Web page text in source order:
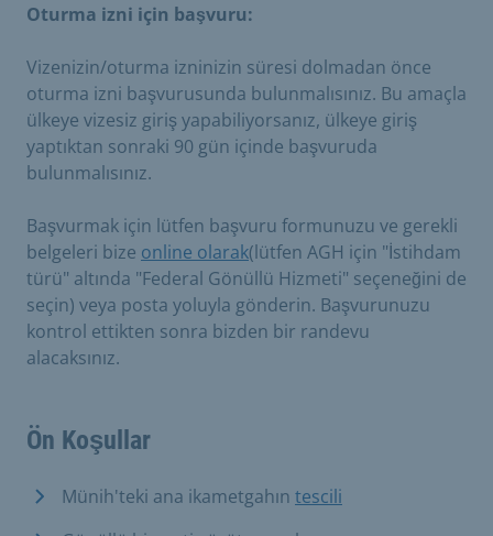
Oturma izni için başvuru:
Vizenizin/oturma izninizin süresi dolmadan önce
oturma izni başvurusunda bulunmalısınız. Bu amaçla
ülkeye vizesiz giriş yapabiliyorsanız, ülkeye giriş
yaptıktan sonraki 90 gün içinde başvuruda
bulunmalısınız.
Başvurmak için lütfen başvuru formunuzu ve gerekli
belgeleri bize online olarak(lütfen AGH için "İstihdam
türü" altında "Federal Gönüllü Hizmeti" seçeneğini de
seçin) veya posta yoluyla gönderin. Başvurunuzu
kontrol ettikten sonra bizden bir randevu
alacaksınız.
Ön Koşullar
Münih'teki ana ikametgahın tescili